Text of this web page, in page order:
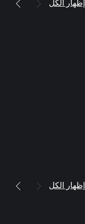
إظهار الكل
إظهار الكل